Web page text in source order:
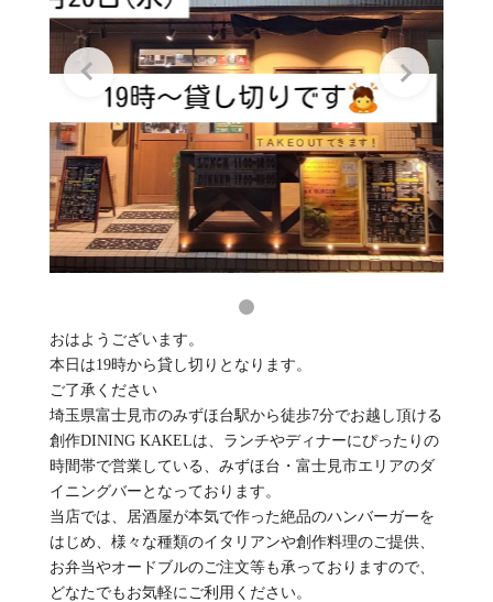
おはようございます。
本日は19時から貸し切りとなります。
ご了承ください
埼玉県富士見市のみずほ台駅から徒歩7分でお越し頂ける
創作DINING KAKELは、ランチやディナーにぴったりの
時間帯で営業している、みずほ台・富士見市エリアのダ
イニングバーとなっております。
当店では、居酒屋が本気で作った絶品のハンバーガーを
はじめ、様々な種類のイタリアンや創作料理のご提供、
お弁当やオードブルのご注文等も承っておりますので、
どなたでもお気軽にご利用ください。